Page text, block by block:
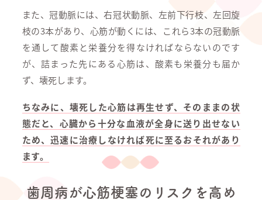
また、冠動脈には、右冠状動脈、左前下行枝、左回旋
枝の3本があり、心筋が動くには、これら3本の冠動脈
を通して酸素と栄養分を得なければならないのです
が、詰まった先にある心筋は、酸素も栄養分も届か
ず、壊死します。
ちなみに、壊死した心筋は再生せず、そのままの状
態だと、心臓から十分な血液が全身に送り出せない
ため、迅速に治療しなければ死に至るおそれがあり
ます。
歯周病が心筋梗塞のリスクを高め